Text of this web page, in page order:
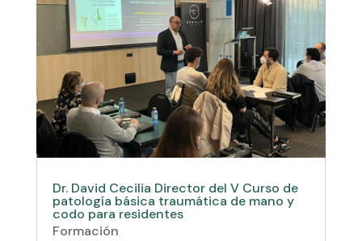
Dr. David Cecilia Director del V Curso de
patología básica traumática de mano y
codo para residentes
Formación